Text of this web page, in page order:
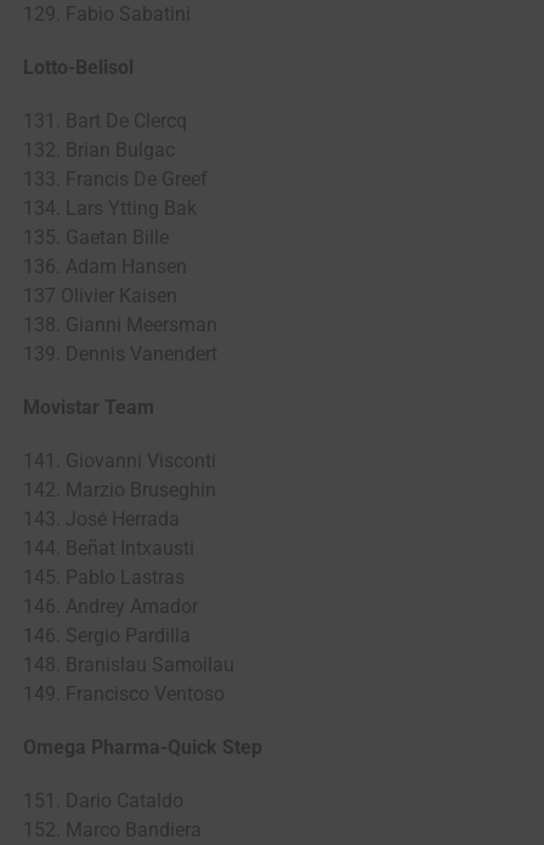
129. Fabio Sabatini
Lotto-Belisol
131. Bart De Clercq
132. Brian Bulgac
133. Francis De Greef
134. Lars Ytting Bak
135. Gaetan Bille
136. Adam Hansen
137 Olivier Kaisen
138. Gianni Meersman
139. Dennis Vanendert
Movistar Team
141. Giovanni Visconti
142. Marzio Bruseghin
143. José Herrada
144. Beñat Intxausti
145. Pablo Lastras
146. Andrey Amador
146. Sergio Pardilla
148. Branislau Samoilau
149. Francisco Ventoso
Omega Pharma-Quick Step
151. Dario Cataldo
152. Marco Bandiera